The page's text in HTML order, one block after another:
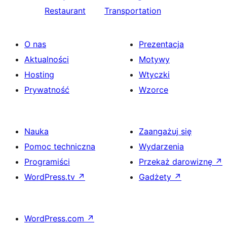
Restaurant
Transportation
O nas
Aktualności
Hosting
Prywatność
Prezentacja
Motywy
Wtyczki
Wzorce
Nauka
Pomoc techniczna
Programiści
WordPress.tv ↗
Zaangażuj się
Wydarzenia
Przekaż darowiznę ↗
Gadżety ↗
WordPress.com ↗